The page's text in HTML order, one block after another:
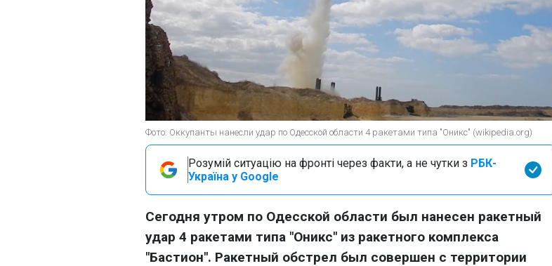
Фото: Оккупанты нанесли удар по Одесской области 4 ракетами типа "Оникс" (wikipedia.org)
Розумій ситуацію на фронті через факти, а не чутки з РБК-
Україна у Google
Сегодня утром по Одесской области был нанесен ракетный
удар 4 ракетами типа "Оникс" из ракетного комплекса
"Бастион". Ракетный обстрел был совершен с территории